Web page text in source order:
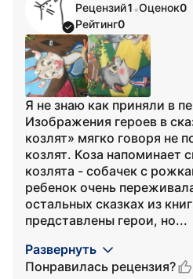
Рецензий1 •Оценок0
Рейтинг0
Я не знаю как приняли в
Изображения героев в
козлят» мягко говоря не
козлят. Коза напоминает
козлята - собачек с
ребенок очень
остальных сказках из
представлены герои, но...
Развернуть
Понравилась рецензия?